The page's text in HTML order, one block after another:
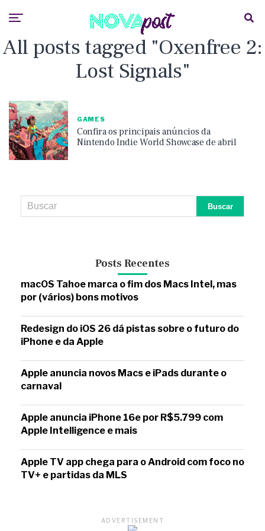
All posts tagged "Oxenfree 2:
Lost Signals"
GAMES
Confira os principais anúncios da
Nintendo Indie World Showcase de abril
Posts Recentes
macOS Tahoe marca o fim dos Macs Intel, mas
por (vários) bons motivos
Redesign do iOS 26 dá pistas sobre o futuro do
iPhone e da Apple
Apple anuncia novos Macs e iPads durante o
carnaval
Apple anuncia iPhone 16e por R$5.799 com
Apple Intelligence e mais
Apple TV app chega para o Android com foco no
TV+ e partidas da MLS
ADVERTISEMENT